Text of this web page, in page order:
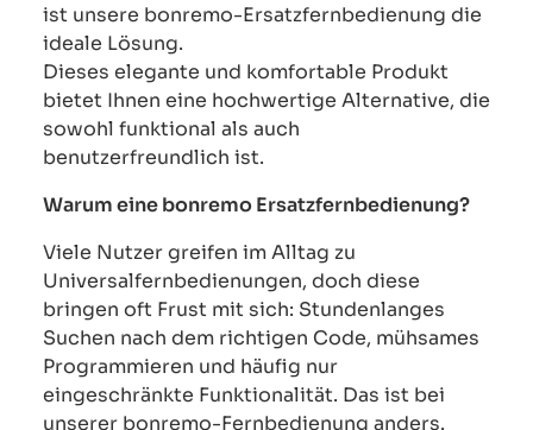
ist unsere bonremo-Ersatzfernbedienung die
ideale Lösung.
Dieses elegante und komfortable Produkt
bietet Ihnen eine hochwertige Alternative, die
sowohl funktional als auch
benutzerfreundlich ist.
Warum eine bonremo Ersatzfernbedienung?
Viele Nutzer greifen im Alltag zu
Universalfernbedienungen, doch diese
bringen oft Frust mit sich: Stundenlanges
Suchen nach dem richtigen Code, mühsames
Programmieren und häufig nur
eingeschränkte Funktionalität. Das ist bei
unserer bonremo-Fernbedienung anders.